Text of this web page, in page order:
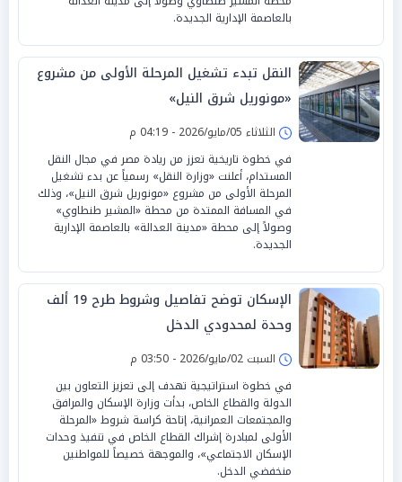
بالعاصمة الإدارية الجديدة.
النقل تبدء تشغيل المرحلة الأولى من مشروع
«مونوريل شرق النيل»
الثلاثاء 05/مايو/2026 - 04:19 م
في خطوة تاريخية تعزز من ريادة مصر في مجال النقل
المستدام، أعلنت «وزارة النقل» رسمياً عن بدء تشغيل
المرحلة الأولى من مشروع «مونوريل شرق النيل»، وذلك
في المسافة الممتدة من محطة «المشير طنطاوي»
وصولاً إلى محطة «مدينة العدالة» بالعاصمة الإدارية
الجديدة.
الإسكان توضح تفاصيل وشروط طرح 19 ألف
وحدة لمحدودي الدخل
السبت 02/مايو/2026 - 03:50 م
في خطوة استراتيجية تهدف إلى تعزيز التعاون بين
الدولة والقطاع الخاص، بدأت وزارة الإسكان والمرافق
والمجتمعات العمرانية، إتاحة كراسة شروط «المرحلة
الأولى لمبادرة إشراك القطاع الخاص في تنفيذ وحدات
الإسكان الاجتماعي»، والموجهة خصيصاً للمواطنين
منخفضي الدخل.